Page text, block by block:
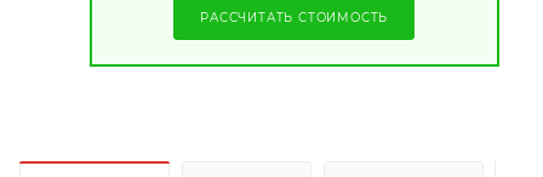
РАССЧИТАТЬ СТОИМОСТЬ